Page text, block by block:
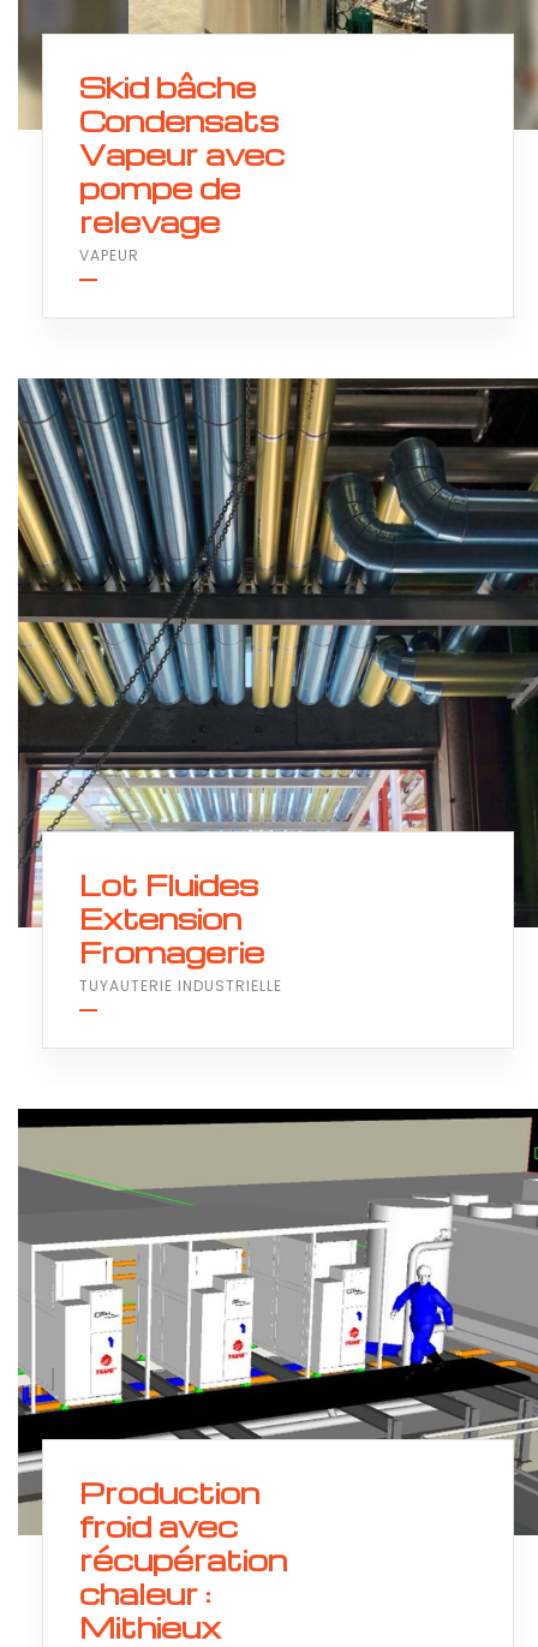
Skid bâche
Condensats
Vapeur avec
pompe de
relevage
VAPEUR
Lot Fluides
Extension
Fromagerie
TUYAUTERIE INDUSTRIELLE
Production
froid avec
récupération
chaleur :
Mithieux